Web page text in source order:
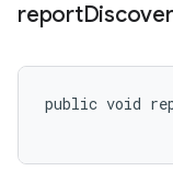
report
public void